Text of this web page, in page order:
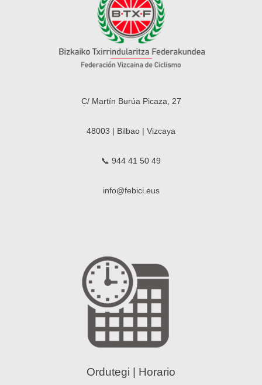
C/ Martín Burúa Picaza, 27
48003 | Bilbao | Vizcaya
📞 944 41 50 49
info@febici.eus
Ordutegi | Horario